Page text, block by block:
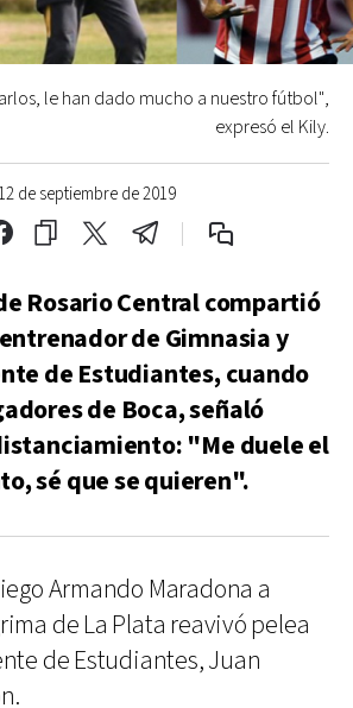
de septiembre de 2019
le han dado mucho a nuestro fútbol",
expresó el Kily.
Rosario Central compartió
de Gimnasia y
de Estudiantes, cuando
de Boca, señaló
"Me duele el
sé que se quieren".
Armando Maradona a
de La Plata reavivó pelea
de Estudiantes, Juan